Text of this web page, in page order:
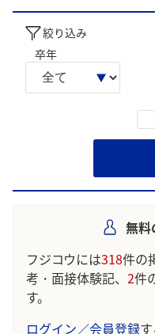
絞り込み
卒年
無料
フジコウには318件の
考・面接体験記、 2件
す。
ログイン／会員登録